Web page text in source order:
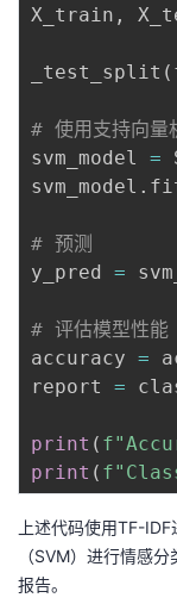
X_train ,
_test_split (
# 使用支持向量
svm_model =
svm_model .
# 预测
y_pred =
# 评估模型性能
accuracy =
report =
print (
print (
上述代码使用TF-
（SVM）进行情感
报告。